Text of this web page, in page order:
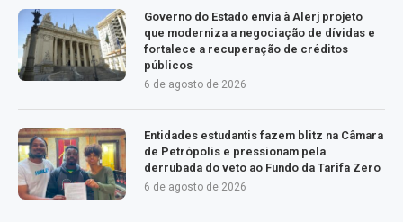
Governo do Estado envia à Alerj projeto
que moderniza a negociação de dívidas e
fortalece a recuperação de créditos
públicos
6 de agosto de 2026
Entidades estudantis fazem blitz na Câmara
de Petrópolis e pressionam pela
derrubada do veto ao Fundo da Tarifa Zero
6 de agosto de 2026